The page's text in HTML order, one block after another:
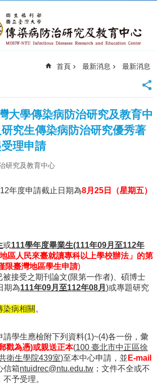
首頁 最新消息 最新消息
大學傳染病防治研究及教育中
究生傳染病防治研究優秀著
理申請
研究及教育中心
年度申請截止日期為8月25日（星期五）
或111學年度畢業生(111年09月至112年
區人民來臺就讀專科以上學校辦法」的第
限臺灣地區學生申請)
接受之期刊論文(限第一作者)、碩博士
期為111年09月至112年08月 )或專題研究
染病相關 。
請學生應檢附下列資料(1)~(4)各一份，彙
戳為憑)或親送正本(100 臺北市中正區徐
衛生學院439室)至本中心申請，並 E-mail
信箱ntuidrec@ntu.edu.tw ；文件不全或不
予受理。